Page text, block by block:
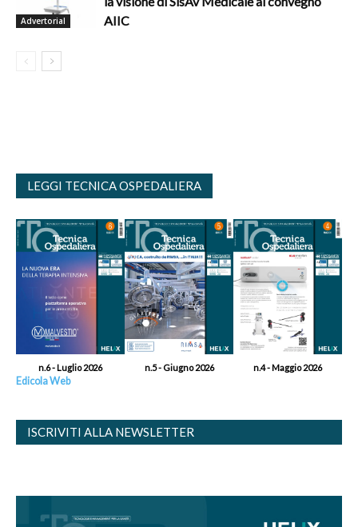
Advertorial
AIIC
LEGGI TECNICA OSPEDALIERA
n.6 - Luglio 2026 n.5 - Giugno 2026 n.4 - Maggio 2026
Edicola Web
ISCRIVITI ALLA NEWSLETTER